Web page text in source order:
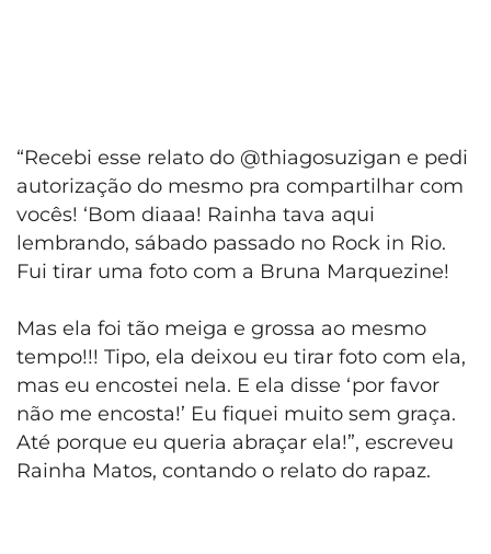
“Recebi esse relato do @thiagosuzigan e pedi
autorização do mesmo pra compartilhar com
vocês! ‘Bom diaaa! Rainha tava aqui
lembrando, sábado passado no Rock in Rio.
Fui tirar uma foto com a Bruna Marquezine!
Mas ela foi tão meiga e grossa ao mesmo
tempo!!! Tipo, ela deixou eu tirar foto com ela,
mas eu encostei nela. E ela disse ‘por favor
não me encosta!’ Eu fiquei muito sem graça.
Até porque eu queria abraçar ela!”, escreveu
Rainha Matos, contando o relato do rapaz.